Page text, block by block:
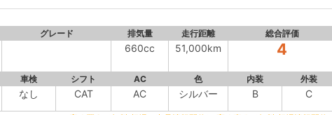
グレード 排気量 走行距離 総合評価
660cc 51,000km 4
車検 シフト AC 色 内装 外装
なし CAT AC シルバー B C